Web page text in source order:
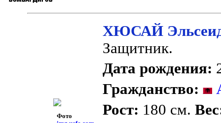
Фото
ХЮСАЙ
Защитник.
Дата рождения:
Гражданство:
Рост: 180 см.